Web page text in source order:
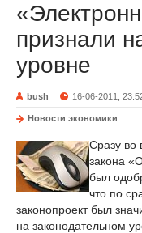
признали
уровне
bush 16-06-2011,
Новости экономики
Сразу во
закона
был
что по
законопроект был
на законодательном